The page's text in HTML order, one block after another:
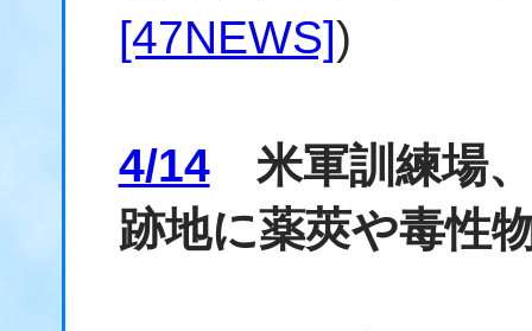
[47NEWS])
4/14米軍訓練場
跡地に薬莢や毒性